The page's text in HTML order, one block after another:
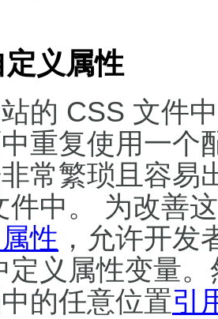
定义属性
的 CSS 文件
重复使用一个
常繁琐且容易
件中。 为改善
性 ，允许开
定义属性变量
的任意位置引